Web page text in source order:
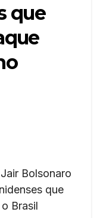
que
Bolsonaro
que
Brasil